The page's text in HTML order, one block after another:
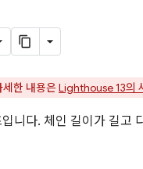
한 내용은Lighthouse 13의
니다. 체인 길이가 길고